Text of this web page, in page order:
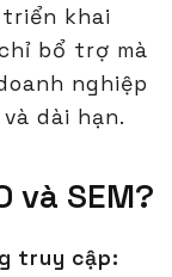
khai
bổ trợ mà
nghiệp
dài hạn.
và SEM?
truy cập: